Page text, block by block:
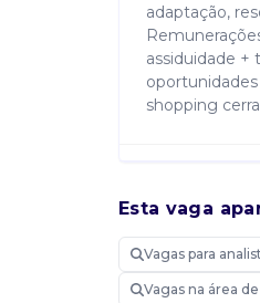
adaptação,
assiduidade +
oportunidades
shopping
Esta vaga
Vagas para
Vagas na área